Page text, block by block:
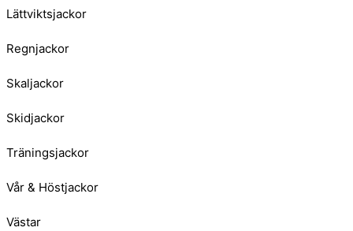
Lättviktsjackor
Regnjackor
Skaljackor
Skidjackor
Träningsjackor
Vår & Höstjackor
Västar